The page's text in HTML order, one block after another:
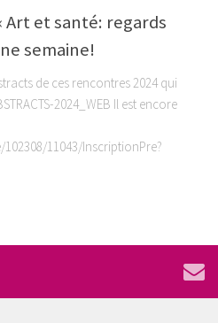
Art et santé: regards
semaine!
de ces rencontres 2024 qui
2024_WEB Il est encore
11043/InscriptionPre?